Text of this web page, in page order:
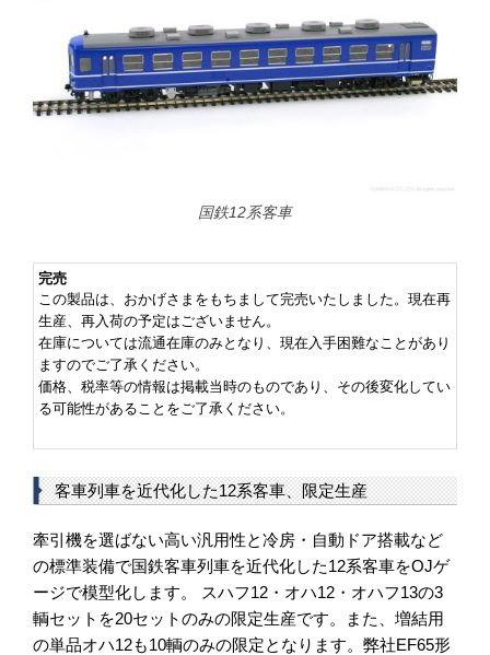
国鉄12系客車
完売
この製品は、おかげさまをもちまして完売いたしました。現在再
生産、再入荷の予定はございません。
在庫については流通在庫のみとなり、現在入手困難なことがあり
ますのでご了承ください。
価格、税率等の情報は掲載当時のものであり、その後変化してい
る可能性があることをご了承ください。
客車列車を近代化した12系客車、限定生産
牽引機を選ばない高い汎用性と冷房・自動ドア搭載など
の標準装備で国鉄客車列車を近代化した12系客車をOJゲ
ージで模型化します。 スハフ12・オハ12・オハフ13の3
輌セットを20セットのみの限定生産です。また、増結用
の単品オハ12も10輌のみの限定となります。弊社EF65形